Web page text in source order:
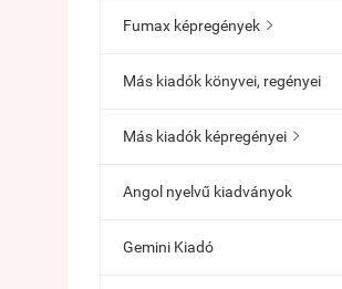
Fumax képregények 
Más kiadók könyvei, regényei
Más kiadók képregényei 
Angol nyelvű kiadványok
Gemini Kiadó